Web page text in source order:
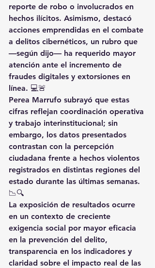
reporte de robo o involucrados en
hechos ilícitos. Asimismo, destacó
acciones emprendidas en el combate
a delitos cibernéticos, un rubro que
—según dijo— ha requerido mayor
atención ante el incremento de
fraudes digitales y extorsiones en
línea. 💻🚨
Perea Marrufo subrayó que estas
cifras reflejan coordinación operativa
y trabajo interinstitucional; sin
embargo, los datos presentados
contrastan con la percepción
ciudadana frente a hechos violentos
registrados en distintas regiones del
estado durante las últimas semanas.
📉🔍
La exposición de resultados ocurre
en un contexto de creciente
exigencia social por mayor eficacia
en la prevención del delito,
transparencia en los indicadores y
claridad sobre el impacto real de las